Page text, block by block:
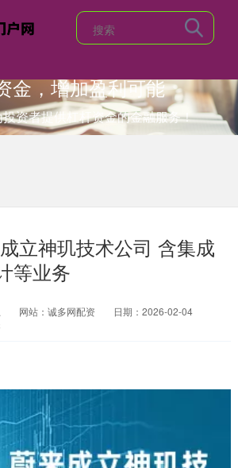
金，增加盈利可能
资者提供杠杆资金的金融服务！
立神玑技术公司 含集成
等业务
网站：诚多网配资
日期：2026-02-04